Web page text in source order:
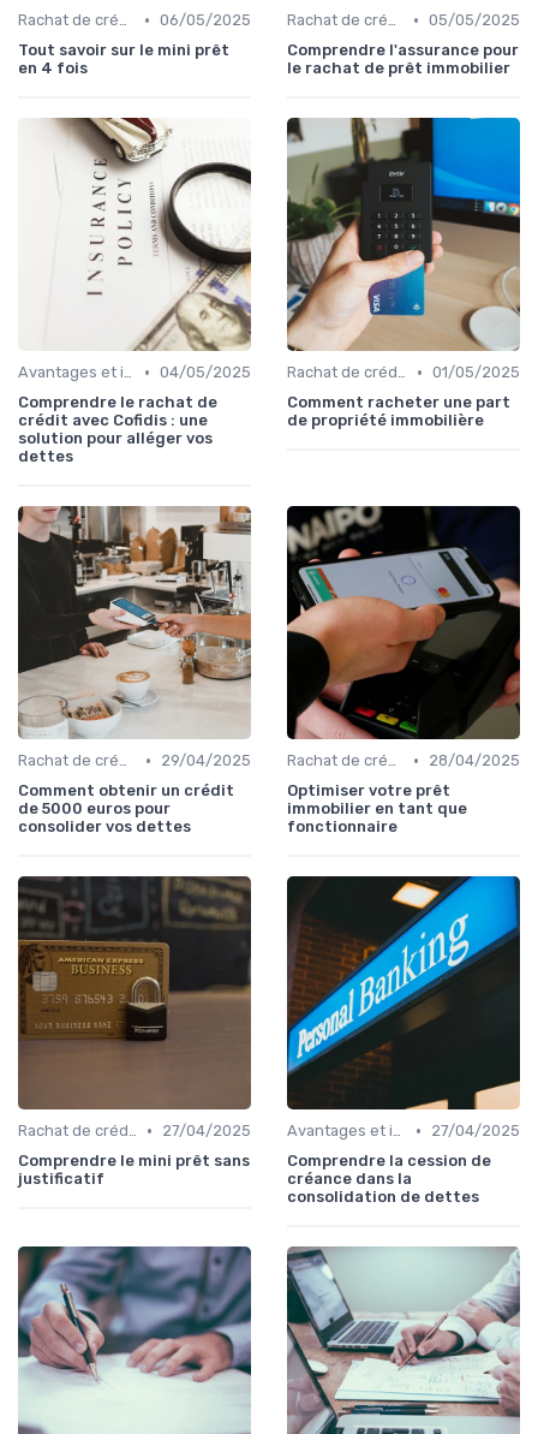
Rachat de crédit à la consommation • 06/05/2025
Tout savoir sur le mini prêt
en 4 fois
Rachat de crédit immobilier • 05/05/2025
Comprendre l'assurance pour
le rachat de prêt immobilier
Avantages et inconvénients • 04/05/2025
Comprendre le rachat de
crédit avec Cofidis : une
solution pour alléger vos
dettes
Rachat de crédit immobilier • 01/05/2025
Comment racheter une part
de propriété immobilière
Rachat de crédit à la consommation •
29/04/2025
Comment obtenir un crédit
de 5000 euros pour
consolider vos dettes
Rachat de crédit immobilier •
28/04/2025
Optimiser votre prêt
immobilier en tant que
fonctionnaire
Rachat de crédit à la consommation •
27/04/2025
Comprendre le mini prêt sans
justificatif
Avantages et inconvénients •
27/04/2025
Comprendre la cession de
créance dans la
consolidation de dettes